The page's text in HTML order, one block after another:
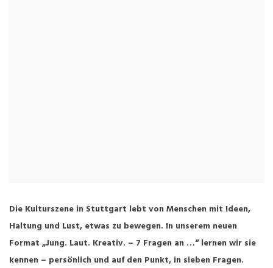
Die Kulturszene in Stuttgart lebt von Menschen mit Ideen,
Haltung und Lust, etwas zu bewegen. In unserem neuen
Format „Jung. Laut. Kreativ. – 7 Fragen an …“ lernen wir sie
kennen – persönlich und auf den Punkt, in sieben Fragen.